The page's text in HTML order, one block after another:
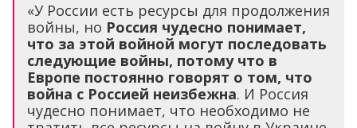
«У России есть ресурсы для продолжения
войны, но Россия чудесно понимает,
что за этой войной могут последовать
следующие войны, потому что в
Европе постоянно говорят о том, что
война с Россией неизбежна. И Россия
чудесно понимает, что необходимо не